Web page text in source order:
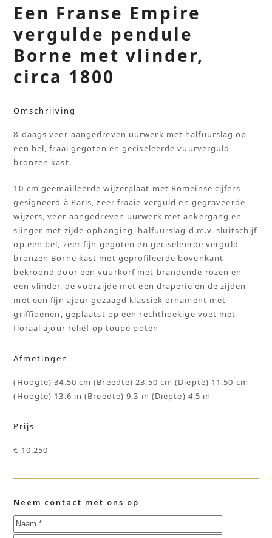
Een Franse Empire
vergulde pendule
Borne met vlinder,
circa 1800
Omschrijving
8-daags veer-aangedreven uurwerk met halfuurslag op
een bel, fraai gegoten en geciseleerde vuurverguld
bronzen kast.
10-cm geëmailleerde wijzerplaat met Romeinse cijfers
gesigneerd à Paris, zeer fraaie verguld en gegraveerde
wijzers, veer-aangedreven uurwerk met ankergang en
slinger met zijde-ophanging, halfuurslag d.m.v. sluitschijf
op een bel, zeer fijn gegoten en geciseleerde verguld
bronzen Borne kast met geprofileerde bovenkant
bekroond door een vuurkorf met brandende rozen en
een vlinder, de voorzijde met een draperie en de zijden
met een fijn ajour gezaagd klassiek ornament met
griffioenen, geplaatst op een rechthoekige voet met
floraal ajour reliëf op toupé poten
Afmetingen
(Hoogte) 34.50 cm (Breedte) 23.50 cm (Diepte) 11.50 cm
(Hoogte) 13.6 in (Breedte) 9.3 in (Diepte) 4.5 in
Prijs
€ 10.250
Neem contact met ons op